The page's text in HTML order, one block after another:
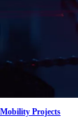
Mobility Projects